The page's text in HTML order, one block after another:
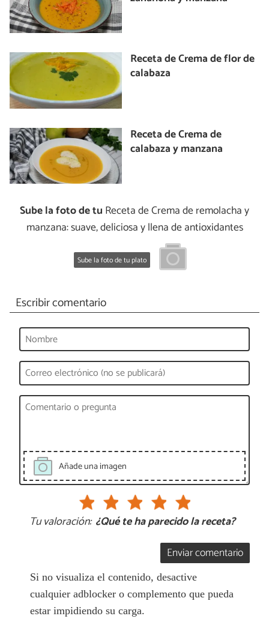
Receta de Crema de flor de
calabaza
Receta de Crema de
calabaza y manzana
Sube la foto de tu Receta de Crema de remolacha y
manzana: suave, deliciosa y llena de antioxidantes
Sube la foto de tu plato
Escribir comentario
Añade una imagen
Tu valoración: ¿Qué te ha parecido la receta?
Enviar comentario
Si no visualiza el contenido, desactive
cualquier adblocker o complemento que pueda
estar impidiendo su carga.